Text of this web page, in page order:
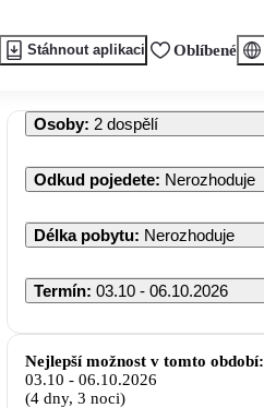
Stáhnout aplikaci Oblíbené
Osoby: 2 dospělí
Odkud pojedete: Nerozhoduje
Délka pobytu: Nerozhoduje
Termín: 03.10 - 06.10.2026
Nejlepší možnost v tomto období:
03.10 - 06.10.2026
(4 dny, 3 noci)